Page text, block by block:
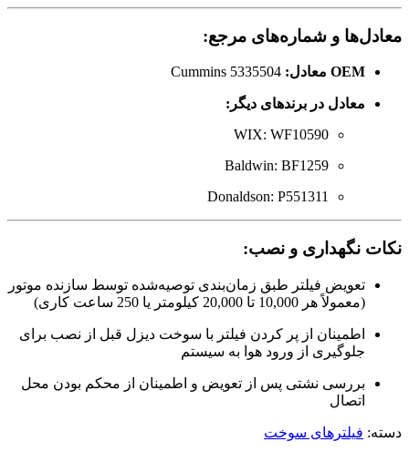
معادل‌ها و شماره‌های مرجع:
OEM معادل:
معادل در برندهای دیگر:
WIX: WF10590
Baldwin: BF1259
Donaldson: P551311
نکات نگهداری و نصب:
تعویض فیلتر طبق زمان‌بندی توصیه‌شده توسط سازنده موتور
(معمولاً هر 10,000 تا 20,000 کیلومتر یا 250 ساعت کاری)
اطمینان از پر کردن فیلتر با سوخت دیزل قبل از نصب برای
جلوگیری از ورود هوا به سیستم
بررسی نشتی پس از تعویض و اطمینان از محکم بودن محل
اتصال
دسته: فیلترهای سوخت